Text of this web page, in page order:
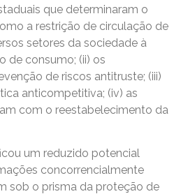
que determinaram o
a restrição de circulação de
setores da sociedade à
de consumo; (ii) os
de riscos antitruste; (iii)
anticompetitiva; (iv) as
com o reestabelecimento da
um reduzido potencial
concorrencialmente
sob o prisma da proteção de